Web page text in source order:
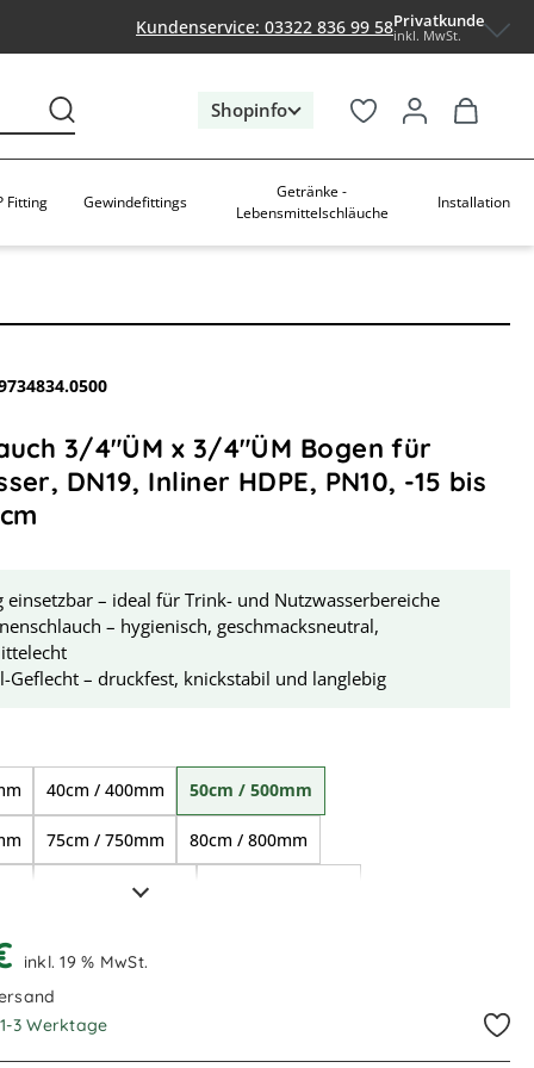
Kundenservice: 03322 836 99 58Privatkunde
inkl. MwSt.
Shopinfo
Fitting Gewindefittings
Getränke -
Lebensmittelschläuche
Installation
3/4"ÜM x 3/4"ÜM Bogen für
DN19, Inliner HDPE, PN10, -15 bis
einsetzbar – ideal für Trink- und Nutzwasserbereiche
– hygienisch, geschmacksneutral,
Geflecht – druckfest, knickstabil und langlebig
40cm / 400mm 50cm / 500mm
75cm / 750mm 80cm / 800mm
1,00m / 1.000mm
15,00m / 15.000mm
inkl. 19 % MwSt.
3 Werktage